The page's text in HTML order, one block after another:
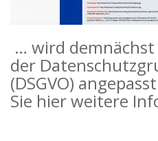
… wird
der
(DSGVO)
Sie hier weitere